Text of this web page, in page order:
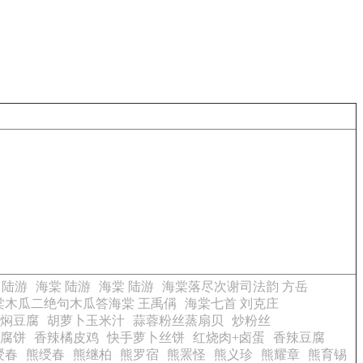
游 海棠 陆游 海棠 陆游
海棠落尽次谢司法韵 方岳
木瓜二绝句木瓜答海棠 王禹偁 海棠七首 刘克庄
豆腐 胡萝卜玉米汁 蒜蓉粉丝蒸扇贝
炒粉丝
饼 香辣橘皮鸡 快手萝卜丝饼 红烧肉+卤蛋
香辣豆腐
春 熊绶春 熊继柏 熊罗宿 熊罴怪 熊义珍 熊耀章
熊育锡